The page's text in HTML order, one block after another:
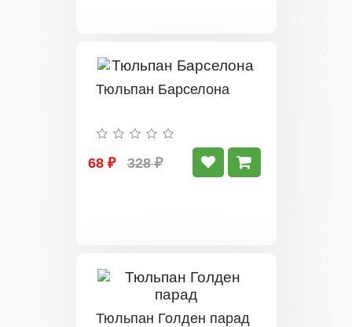
Тюльпан Барселона
68 ₽ 328 ₽
Тюльпан Голден парад